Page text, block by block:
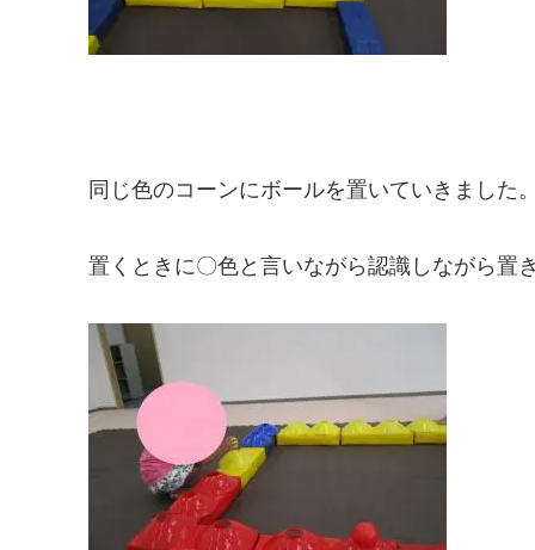
同じ色のコーンにボールを置いていきました。
置くときに〇色と言いながら認識しながら置